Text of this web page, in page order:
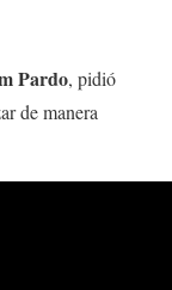
Pardo, pidió
de manera